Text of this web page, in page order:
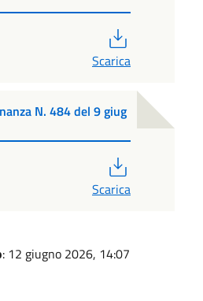
Scarica
N. 484 del 9 giug
Scarica
: 12 giugno 2026, 14:07